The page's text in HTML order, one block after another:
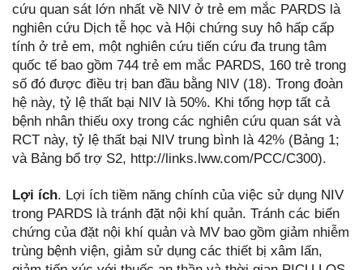
cứu quan sát lớn nhất về NIV ở trẻ em mắc PARDS là
nghiên cứu Dịch tễ học và Hội chứng suy hô hấp cấp
tính ở trẻ em, một nghiên cứu tiến cứu đa trung tâm
quốc tế bao gồm 744 trẻ em mắc PARDS, 160 trẻ trong
số đó được điều trị ban đầu bằng NIV (18). Trong đoàn
hệ này, tỷ lệ thất bại NIV là 50%. Khi tổng hợp tất cả
bệnh nhân thiếu oxy trong các nghiên cứu quan sát và
RCT này, tỷ lệ thất bại NIV trung bình là 42% (Bảng 1;
và Bảng bổ trợ S2, http://links.lww.com/PCC/C300).
Lợi ích. Lợi ích tiềm năng chính của việc sử dụng NIV
trong PARDS là tránh đặt nội khí quản. Tránh các biến
chứng của đặt nội khí quản và MV bao gồm giảm nhiễm
trùng bệnh viện, giảm sử dụng các thiết bị xâm lấn,